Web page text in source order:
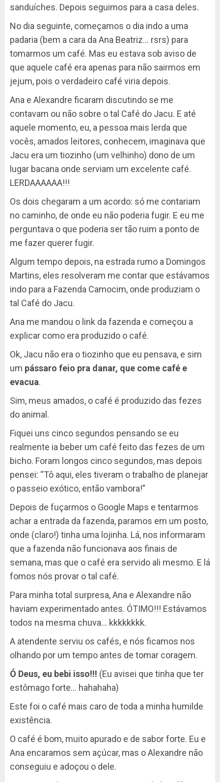
sanduíches. Depois seguimos para a casa deles.
No dia seguinte, começamos o dia indo a uma
padaria (bem a cara da Ana Beatriz… rsrs) para
tomarmos um café. Mas eu estava sob aviso de
que aquele café era apenas para não sairmos em
jejum, pois o verdadeiro café viria depois.
Ana e Alexandre ficaram discutindo se me
contavam ou não sobre o tal Café do Jacu. E até
aquele momento, eu, a pessoa mais lerda que
vocês, amados leitores, conhecem, imaginava que
Jacu era um tiozinho (um velhinho) dono de um
lugar bacana onde serviam um excelente café.
LERDAAAAAA!!!
Os dois chegaram a um acordo: só me contariam
no caminho, de onde eu não poderia fugir. E eu me
perguntava o que poderia ser tão ruim a ponto de
me fazer querer fugir.
Algum tempo depois, na estrada rumo a Domingos
Martins, eles resolveram me contar que estávamos
indo para a Fazenda Camocim, onde produziam o
tal Café do Jacu.
Ana me mandou o link da fazenda e começou a
explicar como era produzido o café.
Ok, Jacu não era o tiozinho que eu pensava, e sim
um pássaro feio pra danar, que come café e
evacua.
Sim, meus amados, o café é produzido das fezes
do animal.
Fiquei uns cinco segundos pensando se eu
realmente ia beber um café feito das fezes de um
bicho. Foram longos cinco segundos, mas depois
pensei: “Tô aqui, eles tiveram o trabalho de planejar
o passeio exótico, então vambora!”
Depois de fuçarmos o Google Maps e tentarmos
achar a entrada da fazenda, paramos em um posto,
onde (claro!) tinha uma lojinha. Lá, nos informaram
que a fazenda não funcionava aos finais de
semana, mas que o café era servido ali mesmo. E lá
fomos nós provar o tal café.
Para minha total surpresa, Ana e Alexandre não
haviam experimentado antes. ÓTIMO!!! Estávamos
todos na mesma chuva… kkkkkkkk.
A atendente serviu os cafés, e nós ficamos nos
olhando por um tempo antes de tomar coragem.
Ó Deus, eu bebi isso!!! (Eu avisei que tinha que ter
estômago forte… hahahaha)
Este foi o café mais caro de toda a minha humilde
existência.
O café é bom, muito apurado e de sabor forte. Eu e
Ana encaramos sem açúcar, mas o Alexandre não
conseguiu e adoçou o dele.